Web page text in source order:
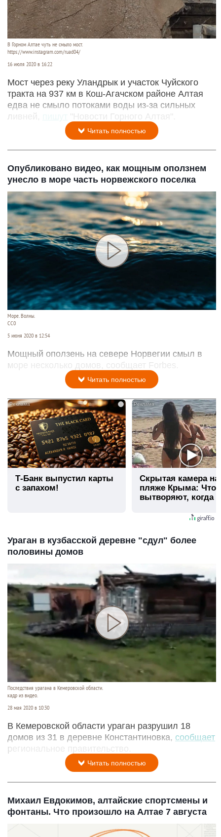
В Горном Алтае чуть не смыло мост.
https://www.instagram.com/ruad04/
16 июля 2020 в 16:22
Мост через реку Уландрык и участок Чуйского
тракта на 937 км в Кош-Агачском районе Алтая
едва не смыло потоками воды из-за сильных
ливней,
"Новости Горного Алтая".
Читать полностью
Опубликовано видео, как мощным оползнем
унесло в море часть норвежского поселка
Море. Волны.
СС0
5 июня 2020 в 12:54
Мощный оползень на севере Норвегии смыл в
море несколько домов, сообщает Forbes.
Читать полностью
i
Т-Банк выпустил карты
с запахом!
Скрытая камера на
пляже Крыма: Что
вытворяют, когда
Ураган в кузбасской деревне "сдул" более
половины домов
Последствия урагана в Кемеровской области.
кадр из видео.
28 мая 2020 в 10:30
В Кемеровской области ураган разрушил 18
домов из 31 в деревне Константиновка, сообщает
региональное правительство.
Читать полностью
Михаил Евдокимов, алтайские спортсмены и
фонтаны. Что произошло на Алтае 7 августа